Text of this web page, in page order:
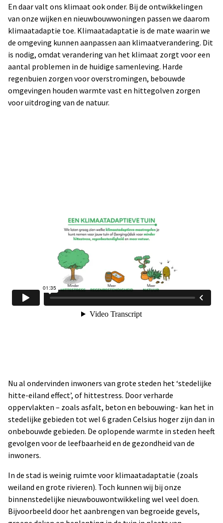
En daar valt ons klimaat ook onder. Bij de ontwikkelingen
van onze wijken en nieuwbouwwoningen passen we daarom
klimaatadaptie toe. Klimaatadaptatie is de mate waarin we
de omgeving kunnen aanpassen aan klimaatverandering. Dit
is nodig, omdat verandering van het klimaat zorgt voor een
aantal problemen in de huidige samenleving. Harde
regenbuien zorgen voor overstromingen, bebouwde
omgevingen houden warmte vast en hittegolven zorgen
voor uitdroging van de natuur.
Nu al ondervinden inwoners van grote steden het ‘stedelijke
hitte-eiland effect’, of hittestress. Door verharde
oppervlakten – zoals asfalt, beton en bebouwing- kan het in
stedelijke gebieden tot wel 6 graden Celsius hoger zijn dan in
onbebouwde gebieden. De oplopende warmte in steden heeft
gevolgen voor de leefbaarheid en de gezondheid van de
inwoners.
In de stad is weinig ruimte voor klimaatadaptatie (zoals
weiland en grote rivieren). Toch kunnen wij bij onze
binnenstedelijke nieuwbouwontwikkeling wel veel doen.
Bijvoorbeeld door het aanbrengen van begroeide gevels,